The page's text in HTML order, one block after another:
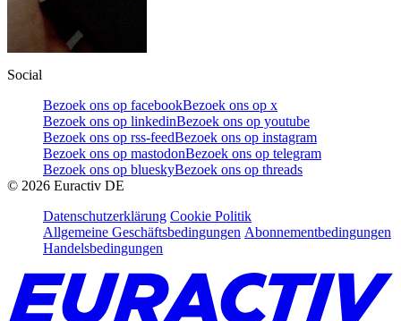
Social
Bezoek ons op facebookBezoek ons op x
Bezoek ons op linkedinBezoek ons op youtube
Bezoek ons op rss-feedBezoek ons op instagram
Bezoek ons op mastodonBezoek ons op telegram
Bezoek ons op blueskyBezoek ons op threads
© 2026 Euractiv DE
Datenschutzerklärung Cookie Politik
Allgemeine Geschäftsbedingungen Abonnementbedingungen
Handelsbedingungen